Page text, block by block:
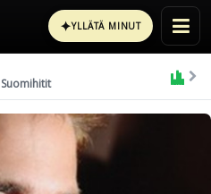
✦YLLÄTÄ MINUT